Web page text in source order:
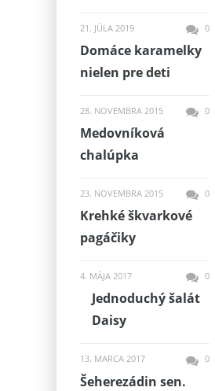
21. JÚLA 2019 0
Domáce karamelky
nielen pre deti
28. NOVEMBRA 2015 0
Medovníková
chalúpka
23. NOVEMBRA 2015 0
Krehké škvarkové
pagáčiky
4. MÁJA 2017 0
Jednoduchý šalát
Daisy
13. MARCA 2017 0
Šeherezádin sen.